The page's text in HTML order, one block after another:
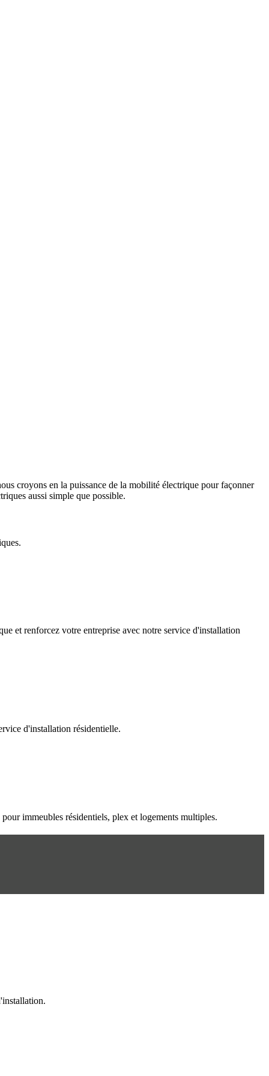
croyons en la puissance de la mobilité électrique pour façonner
aussi simple que possible.
et renforcez votre entreprise avec notre service d'installation
d'installation résidentielle.
immeubles résidentiels, plex et logements multiples.